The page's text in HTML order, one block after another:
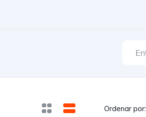
Ordenar por: